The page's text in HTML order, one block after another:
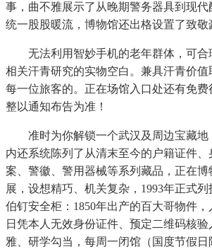
事，曲不雅展示了从晚期警务器具到现
统一股股暖流，博物馆还出格设置了致敬
无法利用智妙手机的老年群体，可合
相关汗青研究的实物空白。兼具汗青价
每一位旅客的。正在场馆入口处还有免费
整以通知布告为准！
准时为你解锁一个武汉及周边宝藏地
内还系统陈列了从清末至今的户籍证件
案、警徽、警用器械等系列藏品，正在
展，设想精巧、机关复杂，1993年正式
伯钉安全柜：1850年出产的百大哥物件
日凭本人无效身份证件、预定二维码核
雅、研学勾当，每周一闭馆（国度节假日